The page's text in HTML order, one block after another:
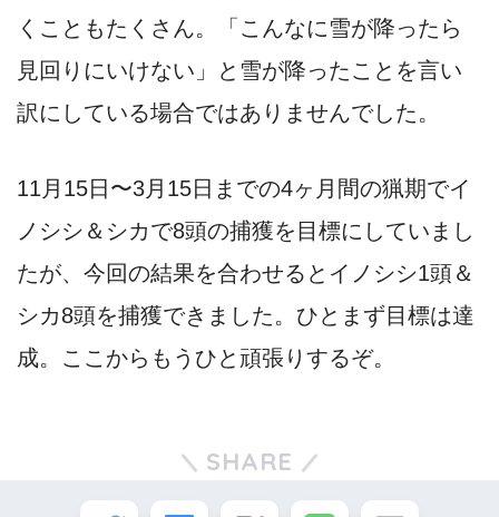
くこともたくさん。「こんなに雪が降ったら
見回りにいけない」と雪が降ったことを言い
訳にしている場合ではありませんでした。
11月15日〜3月15日までの4ヶ月間の猟期でイ
ノシシ＆シカで8頭の捕獲を目標にしていまし
たが、今回の結果を合わせるとイノシシ1頭＆
シカ8頭を捕獲できました。ひとまず目標は達
成。ここからもうひと頑張りするぞ。
SHARE